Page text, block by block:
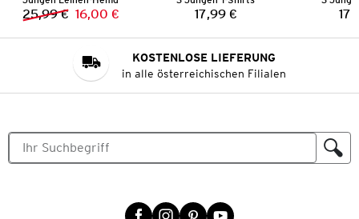
Vorheriger Preis:
25,99 € Neuer Preis:
16,00 € Preis:
17,99 €
KOSTENLOSE LIEFERUNG
in alle österreichischen Filialen